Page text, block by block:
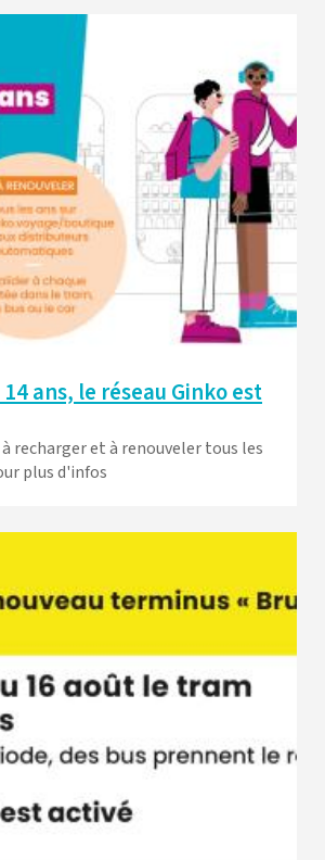
14 ans, le réseau Ginko est
à recharger et à renouveler tous les
plus d'infos